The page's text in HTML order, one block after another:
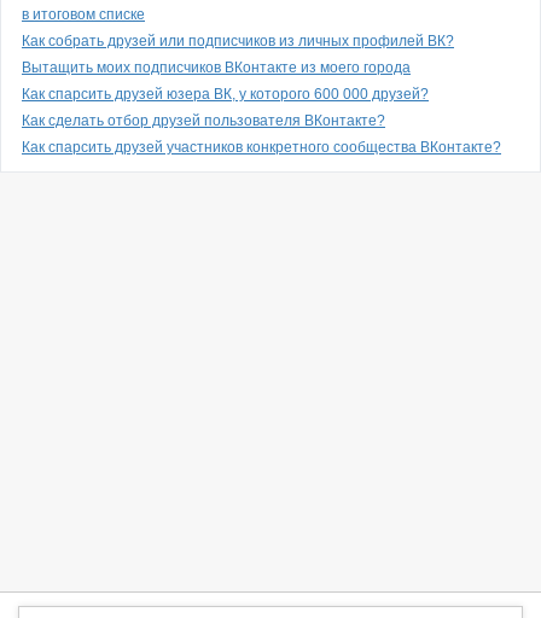
в итоговом списке
Как собрать друзей или подписчиков из личных профилей ВК?
Вытащить моих подписчиков ВКонтакте из моего города
Как спарсить друзей юзера ВК, у которого 600 000 друзей?
Как сделать отбор друзей пользователя ВКонтакте?
Как спарсить друзей участников конкретного сообщества ВКонтакте?